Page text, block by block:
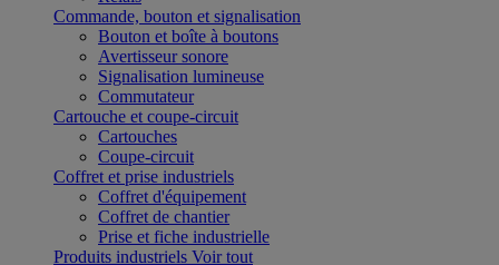
Commande, bouton et signalisation
Bouton et boîte à boutons
Avertisseur sonore
Signalisation lumineuse
Commutateur
Cartouche et coupe-circuit
Cartouches
Coupe-circuit
Coffret et prise industriels
Coffret d'équipement
Coffret de chantier
Prise et fiche industrielle
Produits industriels Voir tout